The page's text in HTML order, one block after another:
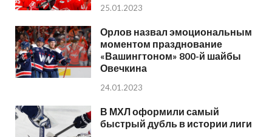
25.01.2023
Орлов назвал эмоциональным
моментом празднование
«Вашингтоном» 800-й шайбы
Овечкина
24.01.2023
В МХЛ оформили самый
быстрый дубль в истории лиги